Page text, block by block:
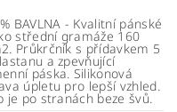
BAVLNA - Kvalitní pánské
střední gramáže 160
Průkrčník s přídavkem 5
a zpevňující
páska. Silikonová
úpletu pro lepší vzhled.
je po stranách beze švů.